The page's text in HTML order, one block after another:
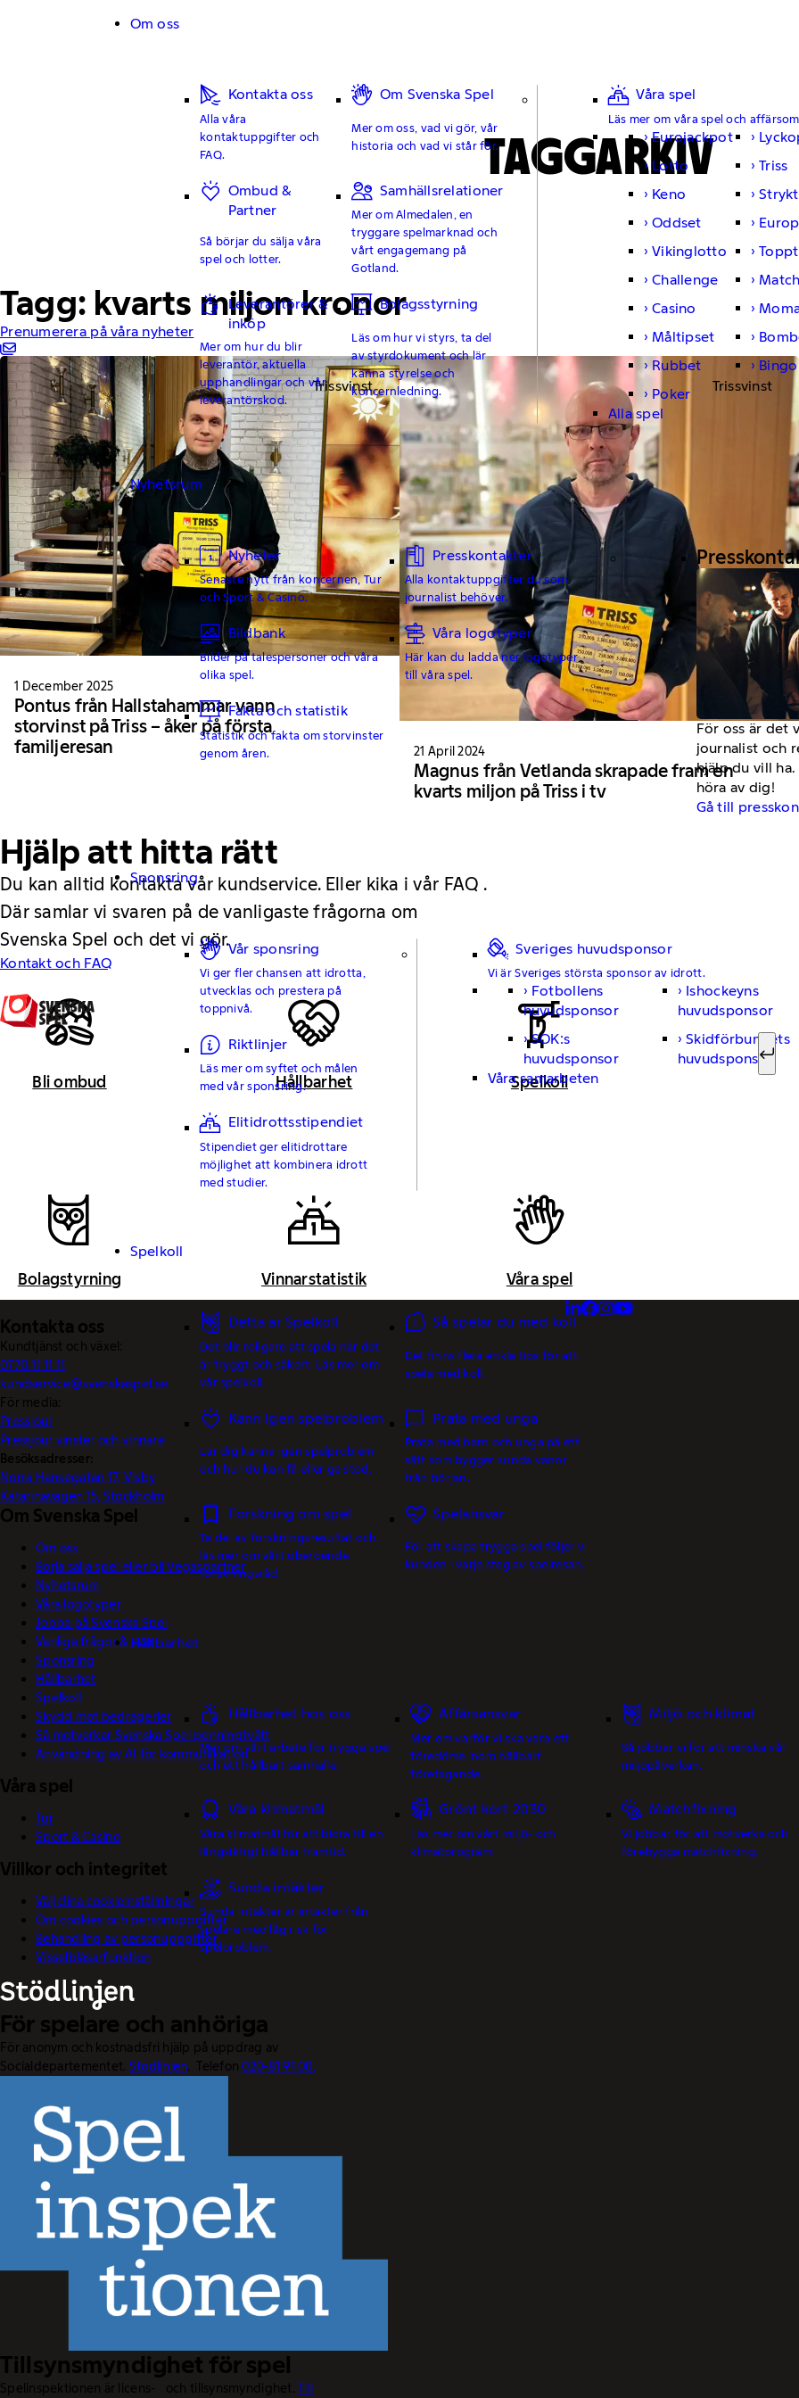
Om oss
Kontakta oss
Alla våra
kontaktuppgifter och
FAQ.
Om Svenska Spel
Mer om oss, vad vi gör, vår
historia och vad vi står för.
Ombud &
Partner
Så börjar du sälja våra
spel och lotter.
Samhällsrelationer
Mer om Almedalen, en
tryggare spelmarknad och
vårt engagemang på
Gotland.
Leverantörer &
inköp
Mer om hur du blir
leverantör, aktuella
upphandlingar och vår
leverantörskod.
Bolagsstyrning
Läs om hur vi styrs, ta del
av styrdokument och lär
känna styrelse och
koncernledning.
Våra spel
Läs mer om våra spel och
Eurojackpot
Lotto
Triss
Keno
Oddset
Vikinglotto
Challenge
Casino
Måltipset
Rubbet
Bingo
Poker
Alla spel
Nyhetsrum
Nyheter
Senaste nytt från koncernen, Tur
och Sport & Casino.
Presskontakter
Alla kontaktuppgifter du som
journalist behöver.
Bildbank
Bilder på talespersoner och våra
olika spel.
Våra logotyper
Här kan du ladda ner logotyper
till våra spel.
Fakta och statistik
Statistik och fakta om storvinster
genom åren.
För oss är det
journalist och
hjälp du vill
höra av dig!
Gå till
Sponsring
Vår sponsring
Vi ger fler chansen att idrotta,
utvecklas och prestera på
toppnivå.
Riktlinjer
Läs mer om syftet och målen
med vår sponsring.
Elitidrottsstipendiet
Stipendiet ger elitidrottare
möjlighet att kombinera idrott
med studier.
Sveriges huvudsponsor
Vi är Sveriges största sponsor av idrott.
Fotbollens
huvudsponsor
Ishockeyns
huvudsponsor
SOK:s
huvudsponsor
Skidförbundets
huvudsponsor
Våra samarbeten
Spelkoll
Detta är Spelkoll
Det blir roligare att spela när det
är tryggt och säkert. Läs mer om
vår spelkoll.
Så spelar du med koll
Det finns flera enkla tips för att
spela med koll.
Känn igen spelproblem
Lär dig känna igen spelproblem
och hur du kan få eller ge stöd.
Prata med unga
Prata med barn och unga på ett
sätt som bygger sunda vanor
från början.
Forskning om spel
Ta del av forskningsresultat och
läs mer om vårt oberoende
forskningsråd.
Spelansvar
För att skapa trygga spel följer vi
kunden i varje steg av spelresan.
Hållbarhet
Hållbarhet hos oss
Mer om vårt arbete för trygga spel
och ett hållbart samhälle.
Affärsansvar
Mer om varför vi ska vara ett
föredöme inom hållbart
företagande.
Miljö och klimat
Så jobbar vi för att minska vår
miljöpåverkan.
Våra klimatmål
Våra klimatmål för att bidra till en
långsiktigt hållbar framtid.
Grönt kort 2030
Läs mer om vårt miljö- och
klimatprogram.
Matchfixning
Vi jobbar för att motverka och
förebygga matchfixning.
Sunda intäkter
Sunda intäkter är intäkter från
spelare med låg risk för
spelproblem.
Sök
TAGGARKIV
Tagg: kvarts miljon kronor
Prenumerera på våra nyheter
Trissvinst
1 December 2025
Pontus från Hallstahammar vann
storvinst på Triss – åker på första
familjeresan
Trissvinst
21 April 2024
Magnus från Vetlanda skrapade fram en
kvarts miljon på Triss i tv
Hjälp att hitta rätt
Du kan alltid kontakta vår kundservice. Eller kika i vår FAQ .
Där samlar vi svaren på de vanligaste frågorna om
Svenska Spel och det vi gör.
Kontakt och FAQ
Bli ombud Hållbarhet Spelkoll
Bolagstyrning Vinnarstatistik Våra spel
Kontakta oss
Kundtjänst och växel:
0770-11 11 11
kundservice@svenskaspel.se
För media:
Pressjour
Pressjour vinster och vinnare
Besöksadresser:
Norra Hansegatan 17, Visby
Katarinavägen 15, Stockholm
Om Svenska Spel
Om oss
Börja sälja spel eller bli Vegaspartner
Nyhetsrum
Våra logotyper
Jobba på Svenska Spel
Vanliga frågor & svar
Sponsring
Hållbarhet
Spelkoll
Skydd mot bedrägerier
Så motverkar Svenska Spel penningtvätt
Användning av AI för kommunikation
Våra spel
Tur
Sport & Casino
Villkor och integritet
Välj dina cookieinställningar
Om cookies och personuppgifter
Behandling av personuppgifter
Visselblåsarfunktion
För spelare och anhöriga
För anonym och kostnadsfri hjälp på uppdrag av
Socialdepartementet. Stödlinjen. Telefon020-81 91 00.
Tillsynsmyndighet för spel
Spelinspektionen är licens- och tillsynsmyndighet.Till